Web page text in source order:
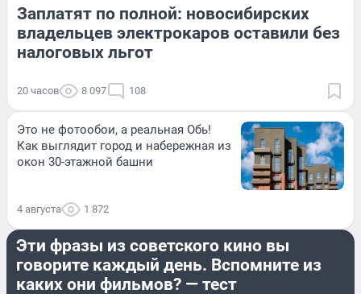
Заплатят по полной: новосибирских
владельцев электрокаров оставили без
налоговых льгот
20 часов 8 097 108
Это не фотообои, а реальная Обь!
Как выглядит город и набережная из
окон 30-этажной башни
4 августа 1 872
РАЗВЛЕЧЕНИЯ
Эти фразы из советского кино вы
говорите каждый день. Вспомните из
каких они фильмов? — тест